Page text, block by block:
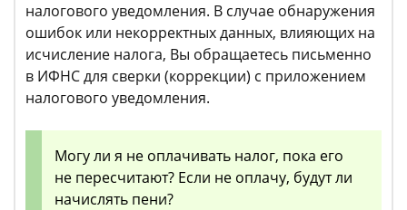
налогового уведомления. В случае обнаружения
ошибок или некорректных данных, влияющих на
исчисление налога, Вы обращаетесь письменно
в ИФНС для сверки (коррекции) с приложением
налогового уведомления.
Могу ли я не оплачивать налог, пока его
не пересчитают? Если не оплачу, будут ли
начислять пени?